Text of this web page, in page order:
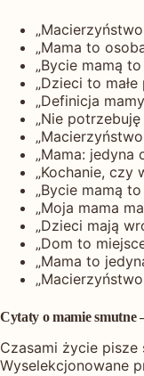
„Mama to
„Bycie mamą
„Dzieci to
„Definicja
„Nie
„Mama:
„Kochanie, czy
„Bycie mamą
„Moja mama
„Dzieci mają
„Dom to
„Mama to
Cytaty o mamie smutne
Czasami życie
Wyselekcjonowane